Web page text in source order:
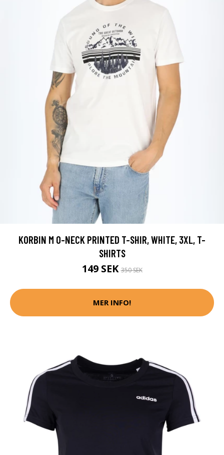
KORBIN M O-NECK PRINTED T-SHIR, WHITE, 3XL, T-
SHIRTS
149 SEK350 SEK
MER INFO!